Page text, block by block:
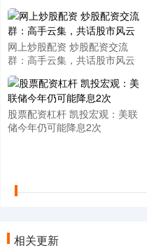
网上炒股配资 炒股配资交流
群：高手云集，共话股市风云
股票配资杠杆 凯投宏观：美联
储今年仍可能降息2次
相关更新